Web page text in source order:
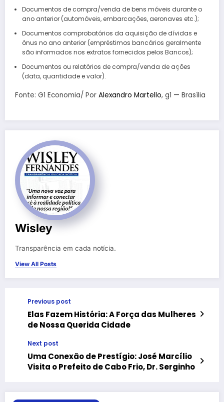
Documentos de compra/venda de bens móveis durante o
ano anterior (automóveis, embarcações, aeronaves etc.);
Documentos comprobatórios da aquisição de dívidas e
ônus no ano anterior (empréstimos bancários geralmente
são informados nos extratos fornecidos pelos Bancos);
Documentos ou relatórios de compra/venda de ações
(data, quantidade e valor).
Fonte: G1 Economia/ Por Alexandro Martello, g1 — Brasília
Wisley
Transparência em cada notícia.
View All Posts
Previous post
Elas Fazem História: A Força das Mulheres
de Nossa Querida Cidade
Next post
Uma Conexão de Prestígio: José Marcílio
Visita o Prefeito de Cabo Frio, Dr. Serginho